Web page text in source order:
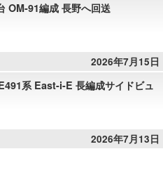
OM-91編成 長野へ回送
2026年7月15日
系 East-i-E 長編成サイドビュ
2026年7月13日